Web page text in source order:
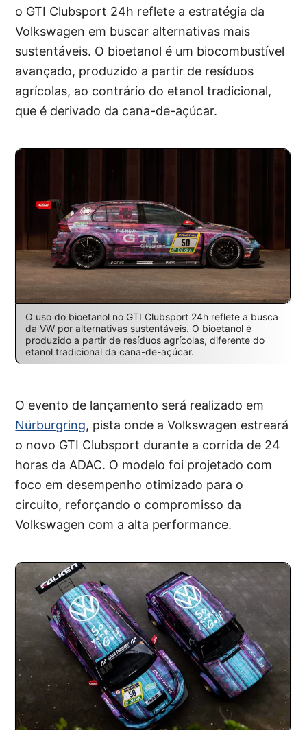
o GTI Clubsport 24h reflete a estratégia da
Volkswagen em buscar alternativas mais
sustentáveis. O bioetanol é um biocombustível
avançado, produzido a partir de resíduos
agrícolas, ao contrário do etanol tradicional,
que é derivado da cana-de-açúcar.
O uso do bioetanol no GTI Clubsport 24h reflete a busca
da VW por alternativas sustentáveis. O bioetanol é
produzido a partir de resíduos agrícolas, diferente do
etanol tradicional da cana-de-açúcar.
O evento de lançamento será realizado em
Nürburgring, pista onde a Volkswagen estreará
o novo GTI Clubsport durante a corrida de 24
horas da ADAC. O modelo foi projetado com
foco em desempenho otimizado para o
circuito, reforçando o compromisso da
Volkswagen com a alta performance.